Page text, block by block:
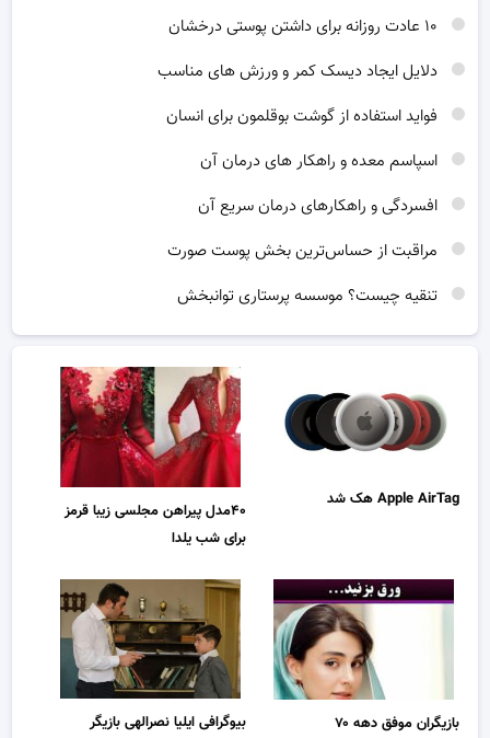
دلایل ایجاد دیسک کمر و ورزش های مناسب
فواید استفاده از گوشت بوقلمون برای انسان
اسپاسم معده و راهکار های درمان آن
افسردگی و راهکارهای درمان سریع آن
مراقبت از حساس‌ترین بخش پوست صورت
تنقیه چیست؟ موسسه پرستاری توانبخش
Apple AirTag هک شد
۴۰مدل پیراهن مجلسی زیبا قرمز
برای شب یلدا
بازیگران موفق دهه ۷۰
بیوگرافی ایلیا نصرالهی بازیگر